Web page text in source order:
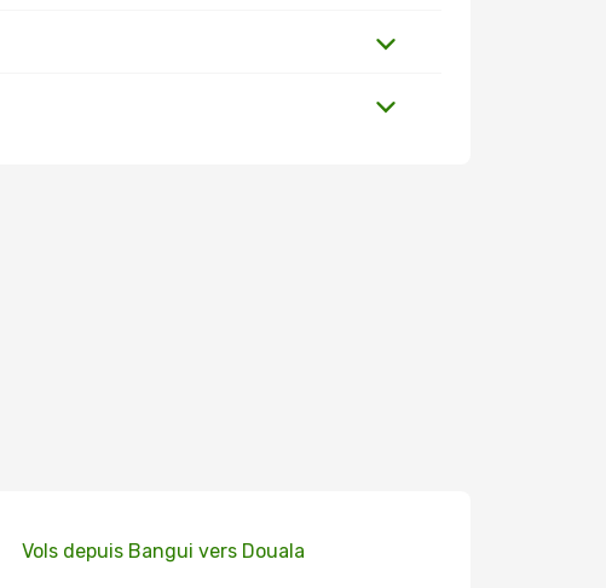
Vols depuis Bangui vers Douala